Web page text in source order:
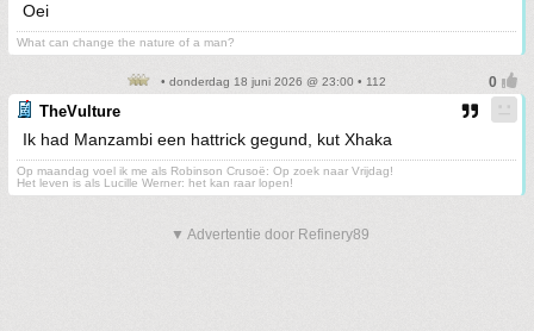
Oei
What can change the nature of a man?
• donderdag 18 juni 2026 @ 23:00 • 112
TheVulture
Ik had Manzambi een hattrick gegund, kut Xhaka
Op maandag voel ik me als Robinson Crusoë: Op zoek naar Vrijdag!
Het leven is als Lucille Werner: het kan raar lopen!
▼ Advertentie door Refinery89